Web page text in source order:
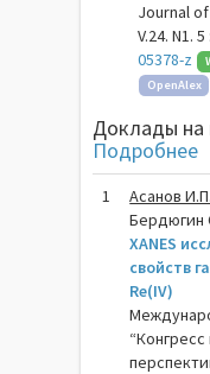
Journal
V.24. N1.
05378-z
OpenAlex
Доклады на
Подробнее
1 Асанов И.П.
Бердюгин
XANES
свойств
Re(IV)